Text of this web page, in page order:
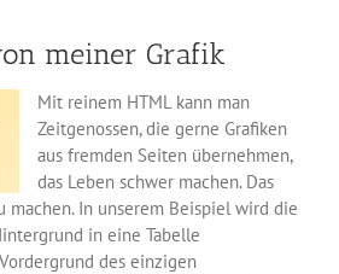
meiner Grafik
Mit reinem HTML kann man
Zeitgenossen, die gerne Grafiken
aus fremden Seiten übernehmen,
das Leben schwer machen. Das
machen. In unserem Beispiel wird die
in eine Tabelle
des einzigen